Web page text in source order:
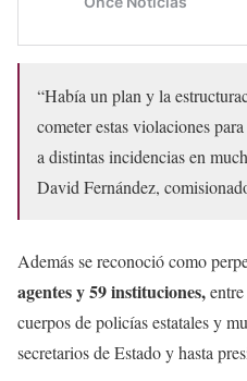
“Había un plan y la
cometer estas violaciones
a distintas incidencias en
David Fernández,
Además se reconoció como
agentes y 59 instituciones,
cuerpos de policías estatales y
secretarios de Estado y hasta